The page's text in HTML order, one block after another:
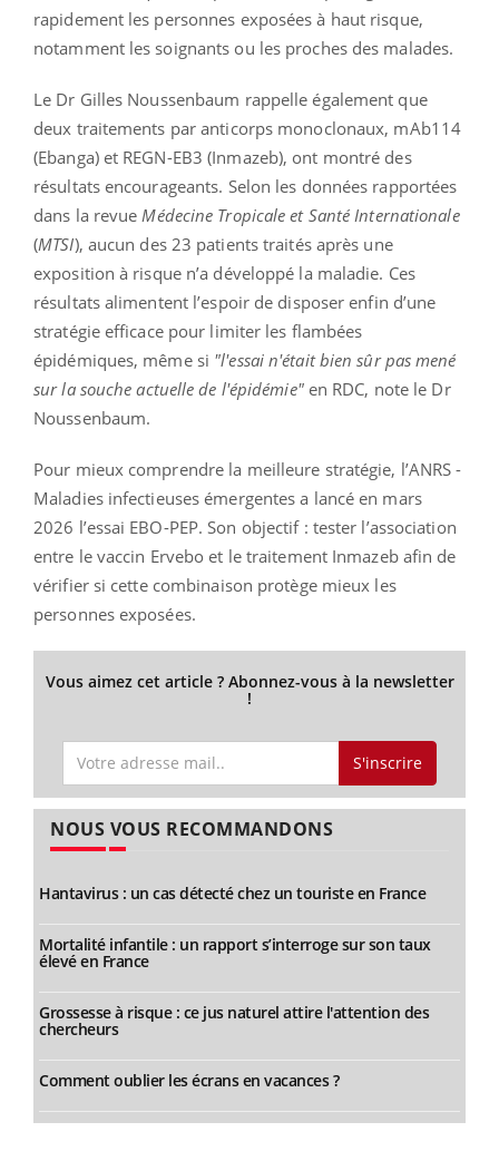
rapidement les personnes exposées à haut risque,
notamment les soignants ou les proches des malades.
Le Dr Gilles Noussenbaum rappelle également que
deux traitements par anticorps monoclonaux, mAb114
(Ebanga) et REGN-EB3 (Inmazeb), ont montré des
résultats encourageants. Selon les données rapportées
dans la revueMédecine Tropicale et Santé Internationale
(MTSI), aucun des 23 patients traités après une
exposition à risque n’a développé la maladie. Ces
résultats alimentent l’espoir de disposer enfin d’une
stratégie efficace pour limiter les flambées
épidémiques, même si "l'essai n'était bien sûr pas mené
sur la souche actuelle de l'épidémie"en RDC, note le Dr
Noussenbaum.
Pour mieux comprendre la meilleure stratégie, l’ANRS -
Maladies infectieuses émergentes a lancé en mars
2026 l’essai EBO-PEP. Son objectif : tester l’association
entre le vaccin Ervebo et le traitement Inmazeb afin de
vérifier si cette combinaison protège mieux les
personnes exposées.
Vous aimez cet article ? Abonnez-vous à la newsletter
!
S'inscrire
NOUS VOUS RECOMMANDONS
Hantavirus : un cas détecté chez un touriste en France
Mortalité infantile : un rapport s’interroge sur son taux
élevé en France
Grossesse à risque : ce jus naturel attire l'attention des
chercheurs
Comment oublier les écrans en vacances ?